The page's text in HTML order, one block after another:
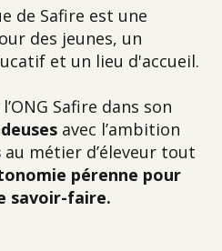
de Safire est une
des jeunes, un
et un lieu d'accueil.
Safire dans son
avec l’ambition
au métier d’éleveur tout
pérenne pour
savoir-faire.